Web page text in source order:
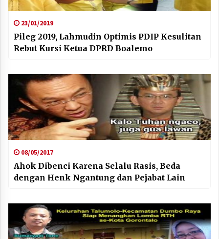
23/01/2019
Pileg 2019, Lahmudin Optimis PDIP Kesulitan
Rebut Kursi Ketua DPRD Boalemo
08/05/2017
Ahok Dibenci Karena Selalu Rasis, Beda
dengan Henk Ngantung dan Pejabat Lain